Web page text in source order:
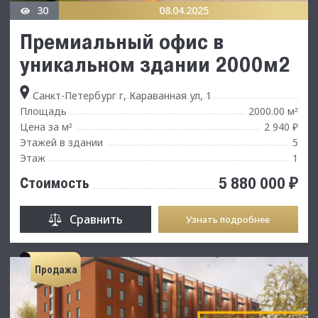
30 08.04.2025
Премиальный офис в
уникальном здании 2000м2
Санкт-Петербург г, Караванная ул, 1
Площадь
2000.00 м²
Цена за м²
2 940 ₽
Этажей в здании
5
Этаж
1
Стоимость 5 880 000 ₽
Сравнить Узнать подробнее
Продажа